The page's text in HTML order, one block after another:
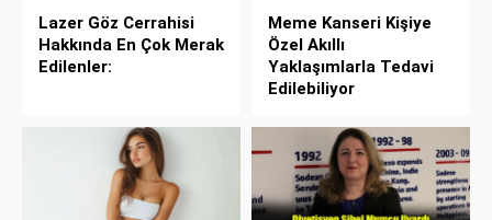
Lazer Göz Cerrahisi
Hakkında En Çok Merak
Edilenler:
Meme Kanseri Kişiye
Özel Akıllı
Yaklaşımlarla Tedavi
Edilebiliyor